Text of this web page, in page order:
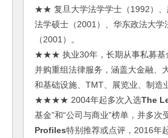
★★ 复旦大学法学学士（1992）、
法学硕士（2001）、华东政法大学
（2001）。
★★★ 执业30年，长期从事私募基
并购重组法律服务，涵盖大金融、
和基础设施、TMT、展览业、制造
★★★★ 2004年起多次入选The
基金”和“公司与商业”榜单，并多次
Profiles特别推荐或点评，2016年